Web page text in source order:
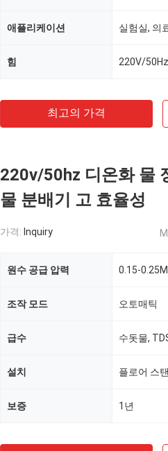
애플리케이션 실험실, 의
힘 220V/50Hz
최고의 가격
220v/50hz 디온화 물
물 분배기 고 효율성
가격: Inquiry
원수 공급 압력 0.15-
조작 모드 오토매틱
급수 수돗물,
설치 플로어 스
보증 1년